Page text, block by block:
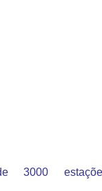
3000